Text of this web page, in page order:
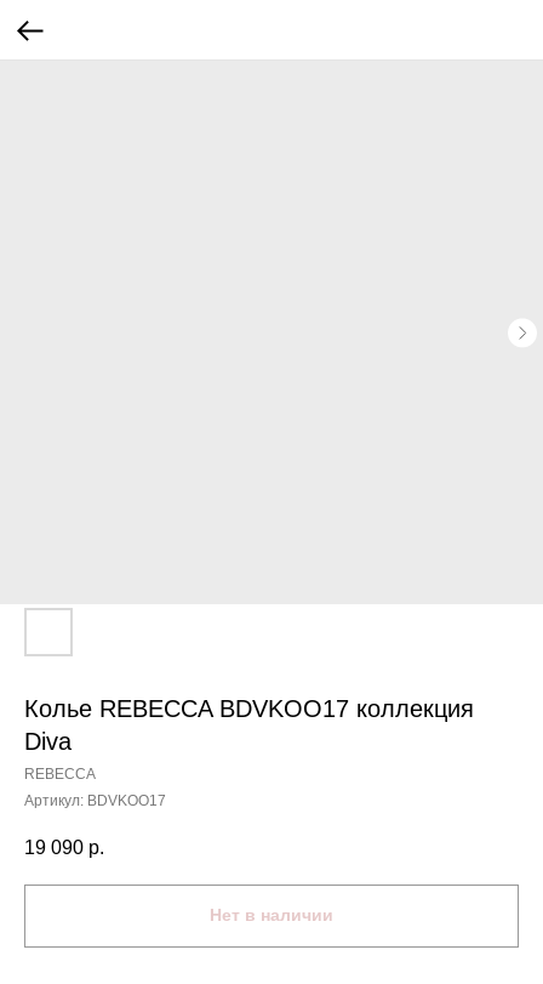
Колье REBECCA BDVKOO17 коллекция
Diva
REBECCA
Артикул: BDVKOO17
19 090 р.
Нет в наличии